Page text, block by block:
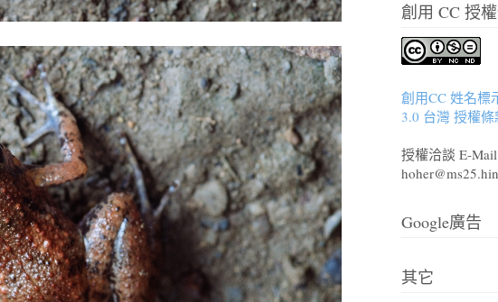
創用 CC 授
創用CC 姓名標
3.0 台灣 授權條
授權洽談 E-Mail
Google廣告
其它